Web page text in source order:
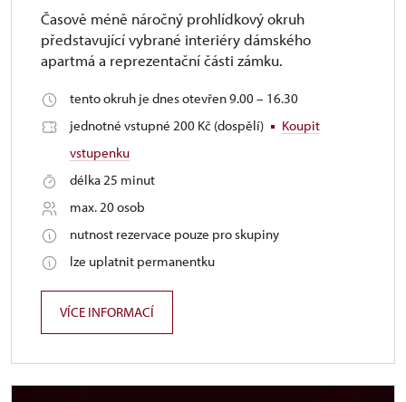
Časově méně náročný prohlídkový okruh
představující vybrané interiéry dámského
apartmá a reprezentační části zámku.
tento okruh je dnes otevřen 9.00 – 16.30
jednotné vstupné 200 Kč (dospělí)
Koupit
vstupenku
délka 25 minut
max. 20 osob
nutnost rezervace pouze pro skupiny
lze uplatnit permanentku
VÍCE INFORMACÍ